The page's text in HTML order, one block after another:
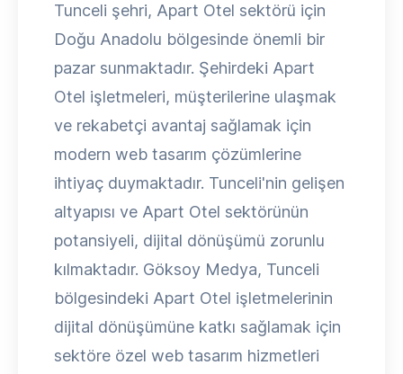
Tunceli şehri, Apart Otel sektörü için
Doğu Anadolu bölgesinde önemli bir
pazar sunmaktadır. Şehirdeki Apart
Otel işletmeleri, müşterilerine ulaşmak
ve rekabetçi avantaj sağlamak için
modern web tasarım çözümlerine
ihtiyaç duymaktadır. Tunceli'nin gelişen
altyapısı ve Apart Otel sektörünün
potansiyeli, dijital dönüşümü zorunlu
kılmaktadır. Göksoy Medya, Tunceli
bölgesindeki Apart Otel işletmelerinin
dijital dönüşümüne katkı sağlamak için
sektöre özel web tasarım hizmetleri